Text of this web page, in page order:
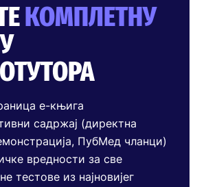
КОМПЛЕТНУ
е-књига
садржај (директна
ПубМед чланци)
вредности за све
тестове из најновијег